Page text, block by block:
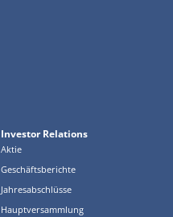
Investor Relations
Aktie
Geschäftsberichte
Jahresabschlüsse
Hauptversammlung